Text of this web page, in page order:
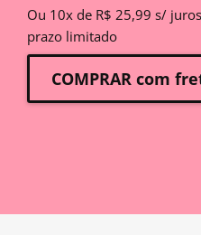
Ou 10x de R$ 25,99 s/
prazo limitado
COMPRAR com